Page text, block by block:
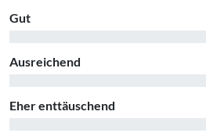
Gut
Ausreichend
Eher enttäuschend